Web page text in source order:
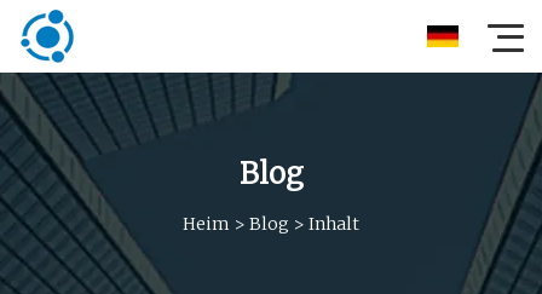
Blog
Heim > Blog > Inhalt